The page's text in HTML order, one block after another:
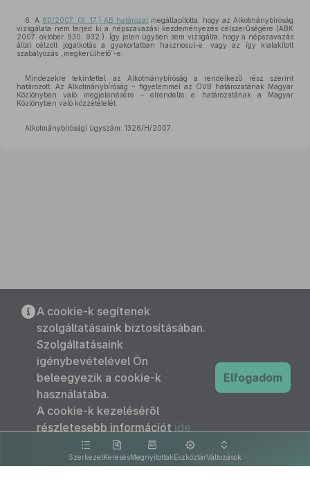
6. A 60/2007. (X. 17.) AB határozat megállapította, hogy az Alkotmánybíróság
vizsgálata nem terjed ki a népszavazási kezdeményezés célszerűségére (ABK
2007. október, 930, 932.). Így jelen ügyben sem vizsgálta, hogy a népszavazás
által célzott jogalkotás a gyakorlatban hasznosul-e, vagy az így kialakított
szabályozás „megkerülhető”-e.
Mindezekre tekintettel az Alkotmánybíróság a rendelkező rész szerint
határozott. Az Alkotmánybíróság – figyelemmel az OVB határozatának Magyar
Közlönyben való megjelenésére – elrendelte e határozatának a Magyar
Közlönyben való közzétételét.
Alkotmánybírósági ügyszám: 1326/H/2007.
SzerkezetKeresésMegnyitottakEszköztárVáltozások
A cookie-k segítenek
szolgáltatásaink biztosításában.
Szolgáltatásaink
igénybevételével Ön
beleegyezik a cookie-k
használatába.
A cookie-k kezeléséről
részletesebb információt ide
kattintva olvashat.
Elfogadom